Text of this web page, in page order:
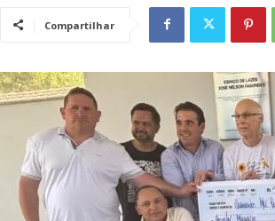
Compartilhar